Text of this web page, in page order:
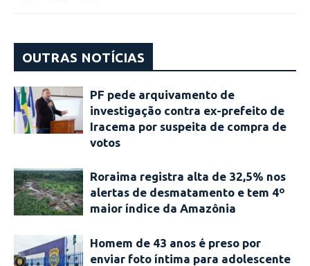
OUTRAS NOTÍCIAS
PF pede arquivamento de
investigação contra ex-prefeito de
Iracema por suspeita de compra de
votos
Roraima registra alta de 32,5% nos
alertas de desmatamento e tem 4º
maior índice da Amazônia
Homem de 43 anos é preso por
enviar foto íntima para adolescente